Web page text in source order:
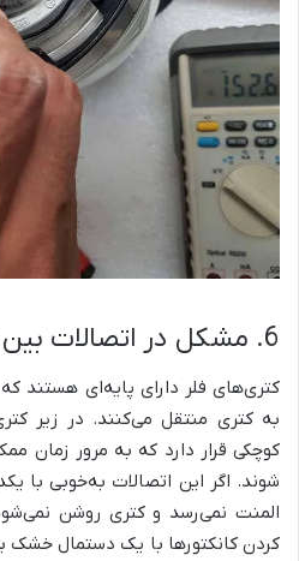
6. مشکل در اتصالات بین کتری و پایه
کتری‌های فلر دارای پایه‌ای هستند
به کتری منتقل می‌کنند. در زیر
کوچکی قرار دارد که به مرور زمان
شوند. اگر این اتصالات به‌خوبی با
المنت نمی‌رسد و کتری روشن
کردن کانکتورها با یک دستمال خشک